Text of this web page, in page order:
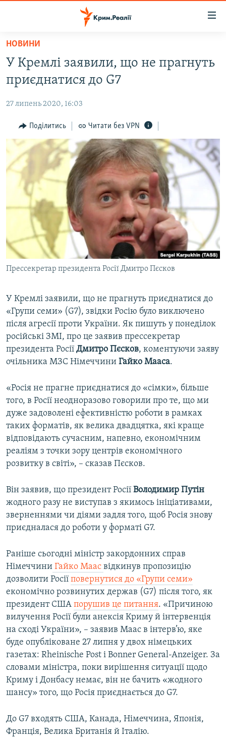
Перейти
основного
матеріалу
Перейти
до
навігації
Перейти
до
пошуку
ВОДА.КРИМ
ВІДЕО ТА ФОТО
ПОЛІТИКА
БЛОГИ
ПОГЛЯД
ІНТЕРВ'Ю
ВСЕ ЗА ДЕНЬ
СПЕЦПРОЕКТИ
ДЕПОРТАЦІЯ
ВІДЕОУРОКИ «ELIFBE»
СВІДЧЕННЯ ОКУПАЦІЇ
УКРАЇНСЬКА ПРОБЛЕМА КРИМУ
ЯК ОБІЙТИ БЛОКУВАННЯ
Русский
Qırımtatar
Усі сайти RFE/RL
НОВИНИ
У Кремлі заявили, що не прагнуть
приєднатися до G7
27 липень 2020, 16:03
Поділитись Читати без VPN
Прессекретар президента Росії Дмитро Пєсков
У Кремлі заявили, що не прагнуть приєднатися до
«Групи семи» (G7), звідки Росію було виключено
після агресії проти України. Як пишуть у понеділок
російські ЗМІ, про це заявив прессекретар
президента Росії Дмитро Пєсков, коментуючи заяву
очільника МЗС Німеччини Гайко Мааса.
«Росія не прагне приєднатися до «сімки», більше
того, в Росії неодноразово говорили про те, що ми
дуже задоволені ефективністю роботи в рамках
таких форматів, як велика двадцятка, які краще
відповідають сучасним, напевно, економічним
реаліям з точки зору центрів економічного
розвитку в світі», – сказав Пєсков.
Він заявив, що президент Росії Володимир Путін
жодного разу не виступав з якимось ініціативами,
зверненнями чи діями задля того, щоб Росія знову
приєдналася до роботи у форматі G7.
Раніше сьогодні міністр закордонних справ
Німеччини Гайко Маас відкинув пропозицію
дозволити Росії повернутися до «Групи семи»
економічно розвинутих держав (G7) після того, як
президент США порушив це питання. «Причиною
вилучення Росії були анексія Криму й інтервенція
на сході України», – заявив Маас в інтерв’ю, яке
буде опубліковане 27 липня у двох німецьких
газетах: Rheinische Post і Bonner General-Anzeiger. За
словами міністра, поки вирішення ситуації щодо
Криму і Донбасу немає, він не бачить «жодного
шансу» того, що Росія приєднається до G7.
До G7 входять США, Канада, Німеччина, Японія,
Франція, Велика Британія й Італію.